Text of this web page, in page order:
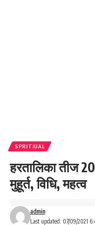
SPRITIUAL
हरतालिका तीज
मुहूर्त, विधि, महत्व
Last updated: 07/09/2021
admin